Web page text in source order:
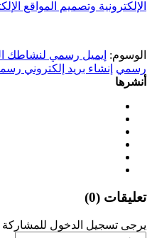
الإلكترونية وتصميم المواقع
الوسوم: إيميل رسمي لنشاطك
رسمي إنشاء بريد إلكتروني
أنشرها
تعليقات (0)
يرجى تسجيل الدخول للمشاركة